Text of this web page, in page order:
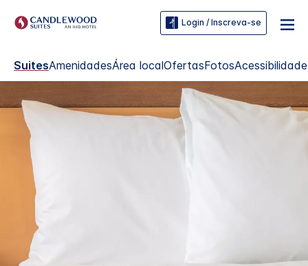
Login / Inscreva-se
SuitesAmenidadesÁrea localOfertasFotosAcessibilidade